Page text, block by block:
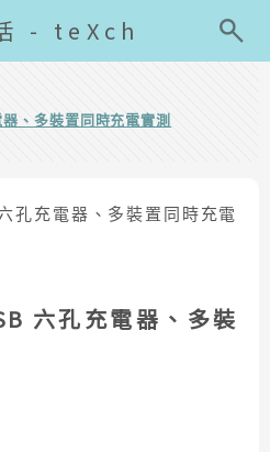
- teXch
、多裝置同時充電實測
六孔充電器、多裝